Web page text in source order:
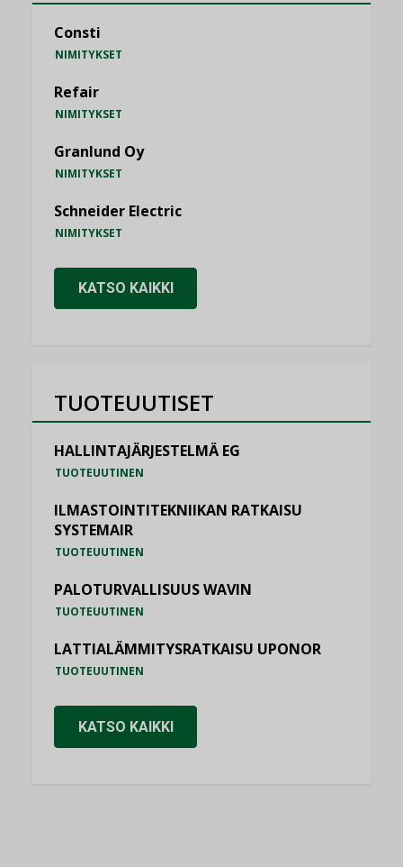
Consti
NIMITYKSET
Refair
NIMITYKSET
Granlund Oy
NIMITYKSET
Schneider Electric
NIMITYKSET
KATSO KAIKKI
TUOTEUUTISET
HALLINTAJÄRJESTELMÄ EG
TUOTEUUTINEN
ILMASTOINTITEKNIIKAN RATKAISU
SYSTEMAIR
TUOTEUUTINEN
PALOTURVALLISUUS WAVIN
TUOTEUUTINEN
LATTIALÄMMITYSRATKAISU UPONOR
TUOTEUUTINEN
KATSO KAIKKI